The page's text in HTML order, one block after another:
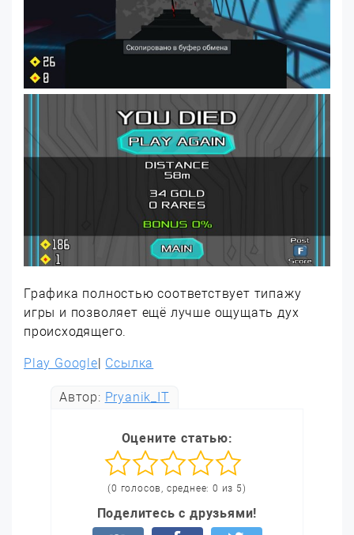
Графика полностью соответствует типажу
игры и позволяет ещё лучше ощущать дух
происходящего.
Play Google Ссылка
Автор: Pryanik_IT
Оцените статью:
(0 голосов, среднее: 0 из 5)
Поделитесь с друзьями!